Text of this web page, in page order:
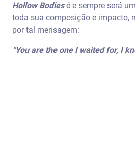
Hollow Bodiesé e sempre será
toda sua composição e impacto,
por tal mensagem:
“You are the one I waited for, I